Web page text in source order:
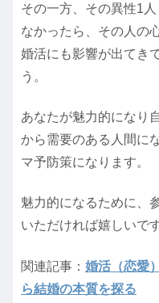
その一方、その異性1
なかったら、その人の
婚活にも影響が出てき
う。
あなたが魅力的になり
から需要のある人間に
マ予防策になります。
魅力的になるために、
いただければ嬉しいです
関連記事： 婚活（恋愛
ら結婚の本質を探る